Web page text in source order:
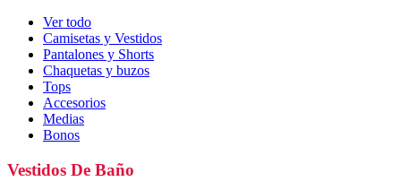
Ver todo
Camisetas y Vestidos
Pantalones y Shorts
Chaquetas y buzos
Tops
Accesorios
Medias
Bonos
Vestidos De Baño